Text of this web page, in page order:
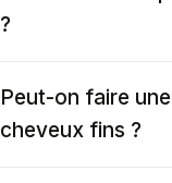
?
Peut-on faire
cheveux fins ?